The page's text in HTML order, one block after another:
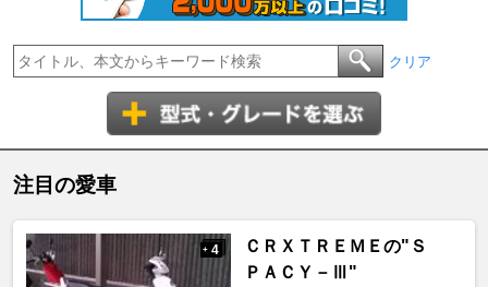
クリア
注目の愛車
+ 4
ＣＲＸＴＲＥＭＥの"Ｓ
ＰＡＣＹ－Ⅲ"